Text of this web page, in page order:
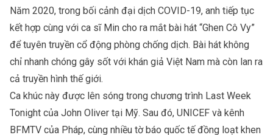
Năm 2020, trong bối cảnh đại dịch COVID-19, anh tiếp tục
kết hợp cùng với ca sĩ Min cho ra mắt bài hát “Ghen Cô Vy”
để tuyên truyền cổ động phòng chống dịch. Bài hát không
chỉ nhanh chóng gây sốt với khán giả Việt Nam mà còn lan ra
cả truyền hình thế giới.
Ca khúc này được lên sóng trong chương trình Last Week
Tonight của John Oliver tại Mỹ. Sau đó, UNICEF và kênh
BFMTV của Pháp, cùng nhiều tờ báo quốc tế đồng loạt khen